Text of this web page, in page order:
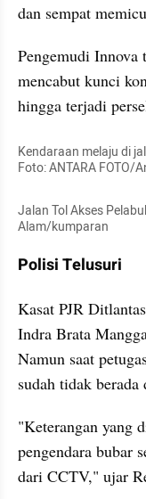
dan sempat
Pengemudi Innova
mencabut kunci
hingga terjadi
Kendaraan melaju di
Foto: ANTARA FOTO/
Jalan Tol Akses
Alam/kumparan
Polisi Telusuri
Kasat PJR
Indra Brata
Namun saat
sudah tidak berada
"Keterangan yang
pengendara bubar
dari CCTV," ujar